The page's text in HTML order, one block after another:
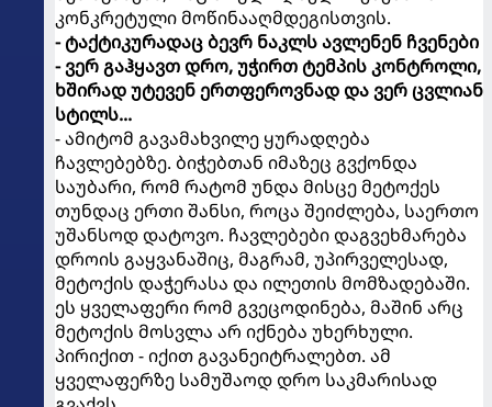
კონკრეტული მოწინააღმდეგისთვის.
- ტაქტიკურადაც ბევრ ნაკლს ავლენენ ჩვენები
- ვერ გაჰყავთ დრო, უჭირთ ტემპის კონტროლი,
ხშირად უტევენ ერთფეროვნად და ვერ ცვლიან
სტილს...
- ამიტომ გავამახვილე ყურადღება
ჩავლებებზე. ბიჭებთან იმაზეც გვქონდა
საუბარი, რომ რატომ უნდა მისცე მეტოქეს
თუნდაც ერთი შანსი, როცა შეიძლება, საერთო
უშანსოდ დატოვო. ჩავლებები დაგვეხმარება
დროის გაყვანაშიც, მაგრამ, უპირველესად,
მეტოქის დაჭერასა და ილეთის მომზადებაში.
ეს ყველაფერი რომ გვეცოდინება, მაშინ არც
მეტოქის მოსვლა არ იქნება უხერხული.
პირიქით - იქით გავანეიტრალებთ. ამ
ყველაფერზე სამუშაოდ დრო საკმარისად